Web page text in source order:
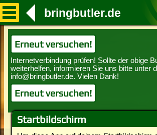
Startbildschirm
bringbutler.de
Erneut versuchen!
Erneut versuchen!